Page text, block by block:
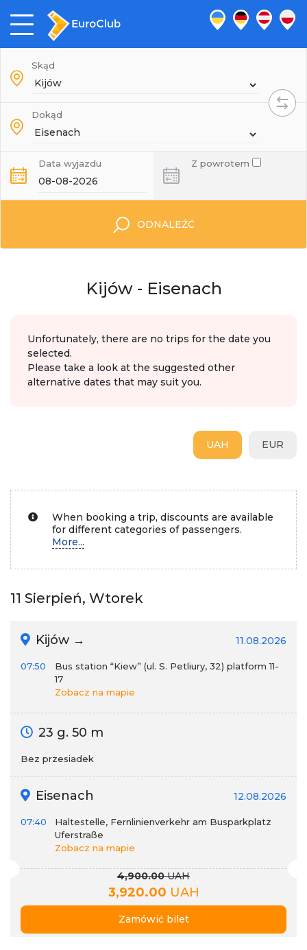
Skąd
Dokąd
Data wyjazdu Z powrotem
ODNALEŹĆ
Kijów - Eisenach
Unfortunately, there are no trips for the date you
selected.
Please take a look at the suggested other
alternative dates that may suit you.
EUR
UAH
When booking a trip, discounts are available
for different categories of passengers.
More...
11 Sierpień, Wtorek
Kijów → 11.08.2026
07:50
Bus station “Kiew” (ul. S. Petliury, 32) platform 11-
17
Zobacz na mapie
23 g. 50 m
Bez przesiadek
Eisenach 12.08.2026
07:40
Haltestelle, Fernlinienverkehr am Busparkplatz
Uferstraße
Zobacz na mapie
4,900.00UAH
3,920.00 UAH
Zamówić bilet